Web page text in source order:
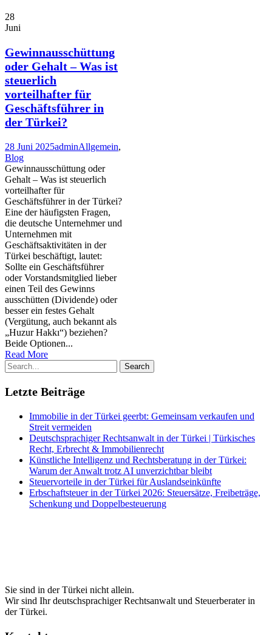
28
Juni
Gewinnausschüttung
oder Gehalt – Was ist
steuerlich
vorteilhafter für
Geschäftsführer in
der Türkei?
28 Juni 2025adminAllgemein,
Blog
Gewinnausschüttung oder
Gehalt – Was ist steuerlich
vorteilhafter für
Geschäftsführer in der Türkei?
Eine der häufigsten Fragen,
die deutsche Unternehmer und
Unternehmen mit
Geschäftsaktivitäten in der
Türkei beschäftigt, lautet:
Sollte ein Geschäftsführer
oder Vorstandsmitglied lieber
einen Teil des Gewinns
ausschütten (Dividende) oder
besser ein festes Gehalt
(Vergütung, auch bekannt als
„Huzur Hakkı“) beziehen?
Beide Optionen...
Read More
Letzte Beiträge
Immobilie in der Türkei geerbt: Gemeinsam verkaufen und
Streit vermeiden
Deutschsprachiger Rechtsanwalt in der Türkei | Türkisches
Recht, Erbrecht & Immobilienrecht
Künstliche Intelligenz und Rechtsberatung in der Türkei:
Warum der Anwalt trotz AI unverzichtbar bleibt
Steuervorteile in der Türkei für Auslandseinkünfte
Erbschaftsteuer in der Türkei 2026: Steuersätze, Freibeträge,
Schenkung und Doppelbesteuerung
Sie sind in der Türkei nicht allein.
Wir sind Ihr deutschsprachiger Rechtsanwalt und Steuerberater in
der Türkei.